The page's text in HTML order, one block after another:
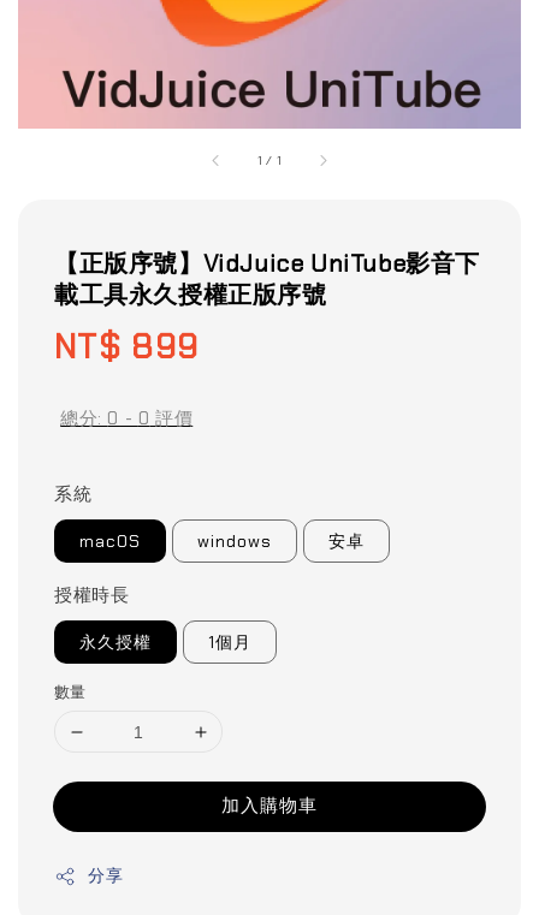
1 / 1
【正版序號】VidJuice UniTube影音下
載工具永久授權正版序號
Regular
NT$ 899
總分: 0 - 0 評價
系統
macOS windows 安卓
授權時長
永久授權 1個月
數量
加入購物車
分享